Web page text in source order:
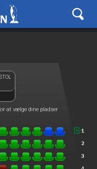
at vælge dine pladser